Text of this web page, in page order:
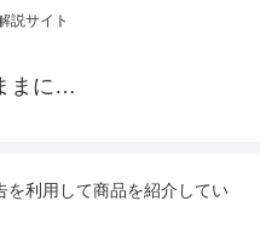
説サイト
まに…
利用して商品を紹介してい